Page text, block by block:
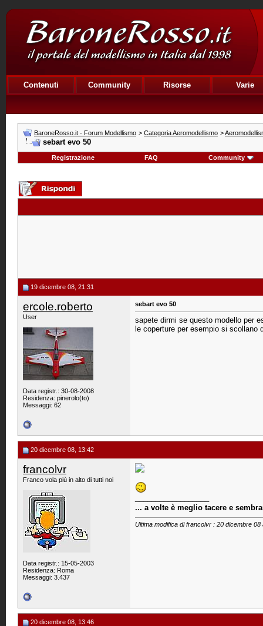
Contenuti Community Risorse Varie
BaroneRosso.it - Forum Modellismo > Categoria Aeromodellismo >
sebart evo 50
Registrazione FAQ Community
19 dicembre 08, 21:31
ercole.roberto
User
Data registr.: 30-08-2008
Residenza: pinerolo(to)
Messaggi: 62
sebart evo 50
sapete dirmi se questo modello per
le coperture per esempio si
20 dicembre 08, 13:42
francolvr
Franco vola più in alto di tutti noi
Data registr.: 15-05-2003
Residenza: Roma
Messaggi: 3.437
... a volte è meglio tacere e
Ultima modifica di francolvr : 20 dicembre
20 dicembre 08, 13:46